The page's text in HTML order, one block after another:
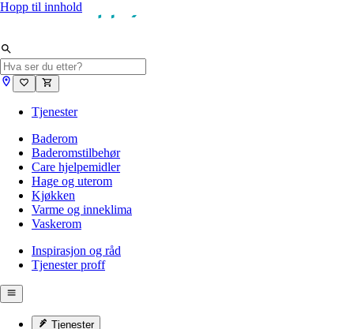
Hopp til innhold
Tjenester
Baderom
Baderomstilbehør
Care hjelpemidler
Hage og uterom
Kjøkken
Varme og inneklima
Vaskerom
Inspirasjon og råd
Tjenester proff
Tjenester